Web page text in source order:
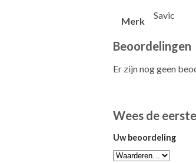
Merk
Savic
Beoordelingen
Er zijn nog geen
Wees de
Uw beoordeling